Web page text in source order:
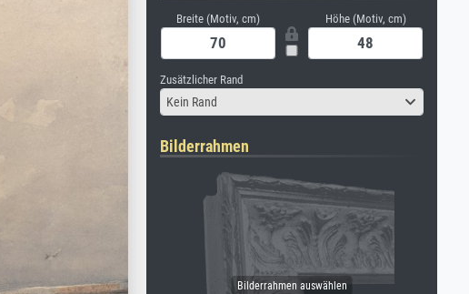
Breite (Motiv, cm) Höhe (Motiv, cm)
Zusätzlicher Rand
Kein Rand
Bilderrahmen